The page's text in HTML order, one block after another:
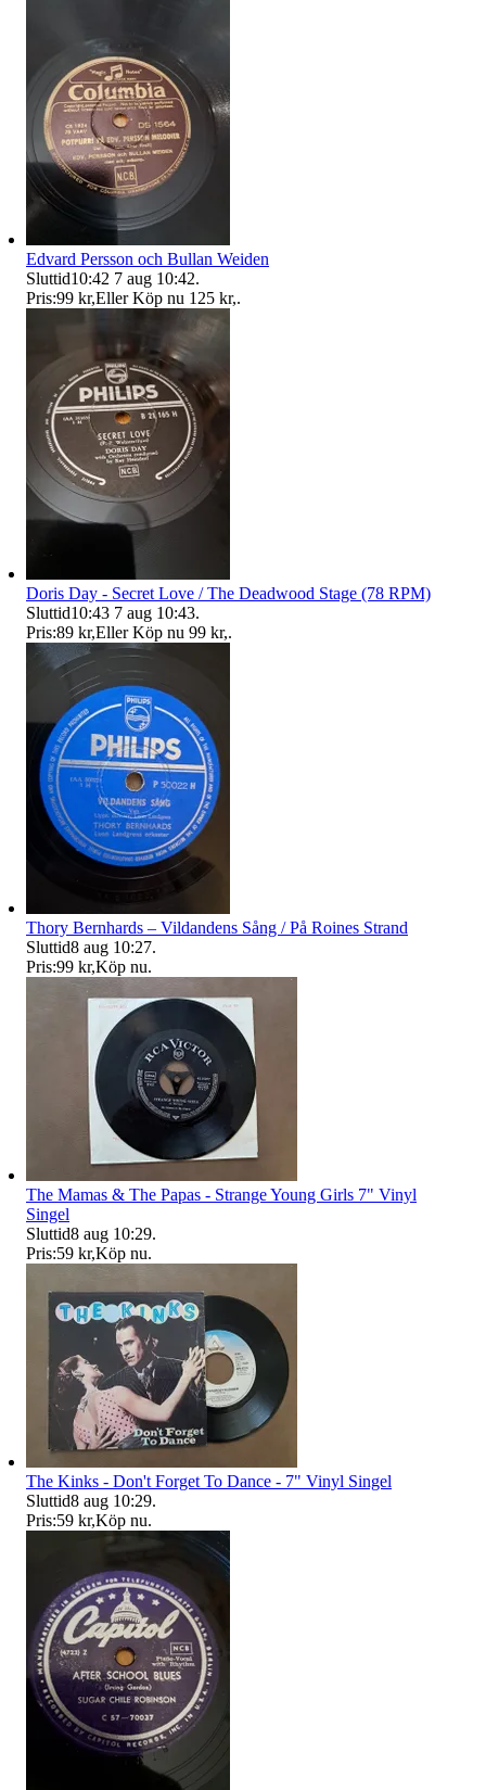
Edvard Persson och Bullan Weiden
Sluttid10:42 7 aug 10:42.
Pris:99 kr,Eller Köp nu 125 kr,.
Doris Day - Secret Love / The Deadwood Stage (78 RPM)
Sluttid10:43 7 aug 10:43.
Pris:89 kr,Eller Köp nu 99 kr,.
Thory Bernhards – Vildandens Sång / På Roines Strand
Sluttid8 aug 10:27.
Pris:99 kr,Köp nu.
The Mamas & The Papas - Strange Young Girls 7" Vinyl
Singel
Sluttid8 aug 10:29.
Pris:59 kr,Köp nu.
The Kinks - Don't Forget To Dance - 7" Vinyl Singel
Sluttid8 aug 10:29.
Pris:59 kr,Köp nu.